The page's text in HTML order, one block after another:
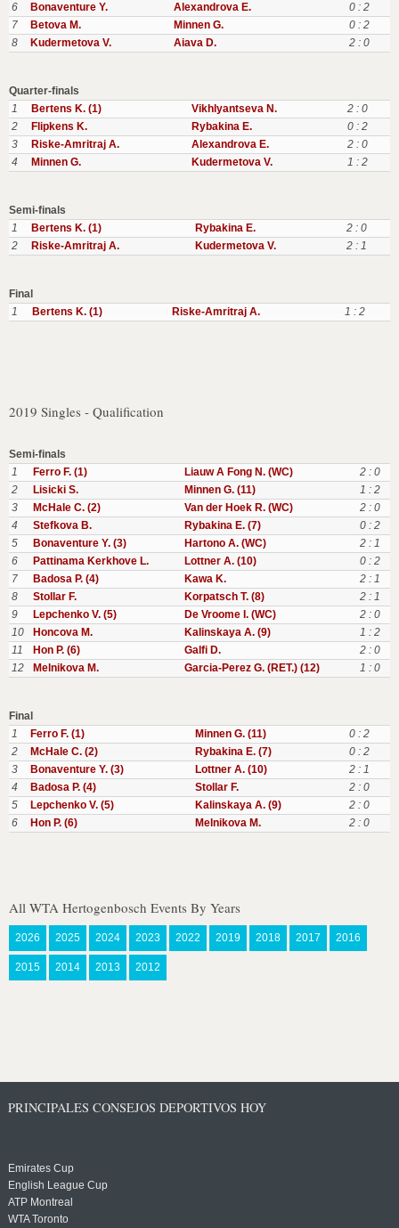
6
Bonaventure Y. Alexandrova E.
0 : 2
7
Betova M. Minnen G.
0 : 2
8
Kudermetova V. Aiava D. 2 : 0
Quarter-finals
1
Bertens K. (1) Vikhlyantseva N.
2 : 0
2
Flipkens K. Rybakina E.
0 : 2
3
Riske-Amritraj A. Alexandrova E.
2 : 0
4
Minnen G. Kudermetova V. 1 : 2
Semi-finals
1
Bertens K. (1) Rybakina E.
2 : 0
2
Riske-Amritraj A. Kudermetova V. 2 : 1
Final
1
Bertens K. (1) Riske-Amritraj A. 1 : 2
2019 Singles - Qualification
Semi-finals
1
Ferro F. (1) Liauw A Fong N. (WC)
2 : 0
2
Lisicki S. Minnen G. (11)
1 : 2
3
McHale C. (2) Van der Hoek R. (WC)
2 : 0
4
Stefkova B. Rybakina E. (7)
0 : 2
5
Bonaventure Y. (3) Hartono A. (WC)
2 : 1
6
Pattinama Kerkhove L. Lottner A. (10)
0 : 2
7
Badosa P. (4) Kawa K.
2 : 1
8
Stollar F. Korpatsch T. (8)
2 : 1
9
Lepchenko V. (5) De Vroome I. (WC)
2 : 0
10
Honcova M. Kalinskaya A. (9)
1 : 2
11
Hon P. (6) Galfi D.
2 : 0
12
Melnikova M. Garcia-Perez G. (RET.) (12) 1 : 0
Final
1
Ferro F. (1) Minnen G. (11)
0 : 2
2
McHale C. (2) Rybakina E. (7)
0 : 2
3
Bonaventure Y. (3) Lottner A. (10)
2 : 1
4
Badosa P. (4) Stollar F.
2 : 0
5
Lepchenko V. (5) Kalinskaya A. (9)
2 : 0
6
Hon P. (6) Melnikova M. 2 : 0
All WTA Hertogenbosch Events By Years
2026 2025 2024 2023 2022 2019 2018 2017 2016
2015 2014 2013 2012
PRINCIPALES CONSEJOS DEPORTIVOS HOY
Emirates Cup
English League Cup
ATP Montreal
WTA Toronto